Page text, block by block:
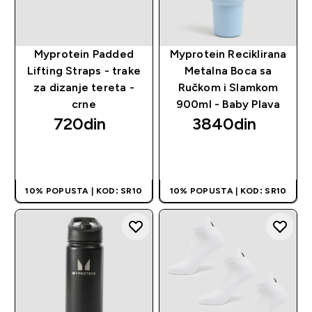
Myprotein Padded
Lifting Straps - trake
za dizanje tereta -
crne
720din‎
10% POPUSTA | KOD: SR10
Myprotein Reciklirana
Metalna Boca sa
Ručkom i Slamkom
900ml - Baby Plava
3840din‎
10% POPUSTA | KOD: SR10